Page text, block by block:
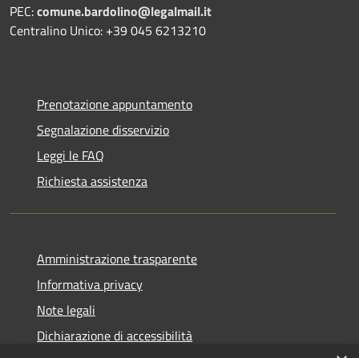
PEC:comune.bardolino@legalmail.it
Centralino Unico: +39 045 6213210
Prenotazione appuntamento
Segnalazione disservizio
Leggi le FAQ
Richiesta assistenza
Amministrazione trasparente
Informativa privacy
Note legali
Dichiarazione di accessibilità